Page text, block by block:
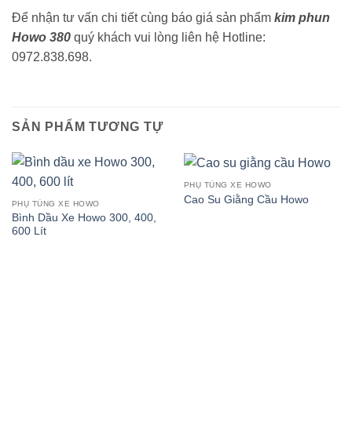
Để nhận tư vấn chi tiết cùng báo giá sản phẩm kim phun
Howo 380 quý khách vui lòng liên hệ Hotline:
0972.838.698.
SẢN PHẨM TƯƠNG TỰ
PHỤ TÙNG XE HOWO
Bình Dầu Xe Howo 300, 400,
600 Lít
PHỤ TÙNG XE HOWO
Cao Su Giằng Cầu Howo